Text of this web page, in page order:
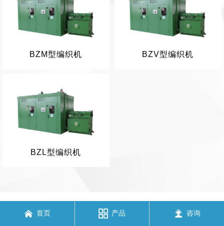
BZM型编织机 BZV型编织机
BZL型编织机
 首页  产品  咨询